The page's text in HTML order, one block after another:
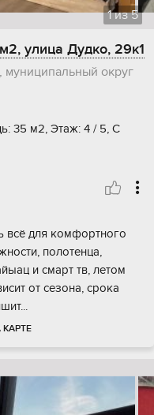
1из5
улица Дудко, 29к1
муниципальный округ
35 м2, Этаж: 4 / 5, С
всё для комфортного
полотенца,
и смарт тв, летом
от сезона, срока